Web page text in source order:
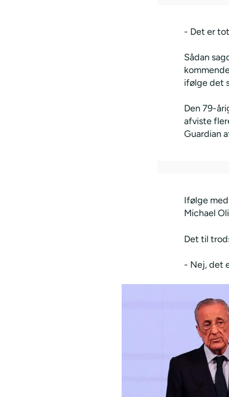
- Det er
Sådan
ifølge det
Den 79-
afviste
Guardian
Ifølge
Michael
Det til
- Nej, det